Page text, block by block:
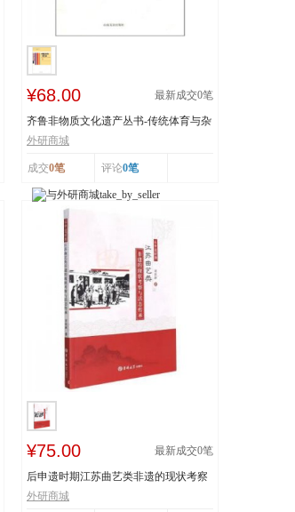
¥68.00 最新成交0笔
齐鲁非物质文化遗产丛书-传统体育与杂
技 王丕琢 山...
外研商城
成交0笔 评论0笔
¥75.00 最新成交0笔
后申遗时期江苏曲艺类非遗的现状考察
与活态传承 978...
外研商城